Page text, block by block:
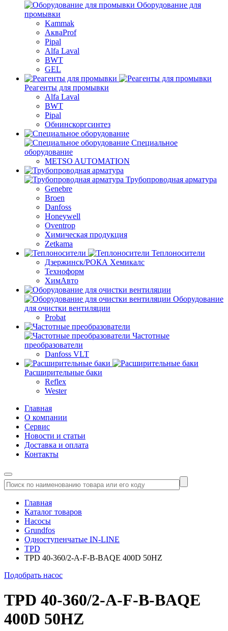
Оборудование для
промывки
Kammak
АкваProf
Pipal
Alfa Laval
BWT
GEL
Реагенты для промывки
Alfa Laval
BWT
Pipal
Обнинскоргсинтез
Специальное
оборудование
METSO AUTOMATION
Трубопроводная арматура
Genebre
Broen
Danfoss
Honeywell
Oventrop
Химическая продукция
Zetkama
Теплоносители
Дзержинск/РОКА Хемикалс
Техноформ
ХимАвто
Оборудование
для очистки вентиляции
Probat
Частотные
преобразователи
Danfoss VLT
Расширительные баки
Reflex
Wester
Главная
О компании
Сервис
Новости и статьи
Доставка и оплата
Контакты
Главная
Каталог товаров
Насосы
Grundfos
Одноступенчатые IN-LINE
TPD
TPD 40-360/2-A-F-B-BAQE 400D 50HZ
Подобрать насос
TPD 40-360/2-A-F-B-BAQE
400D 50HZ